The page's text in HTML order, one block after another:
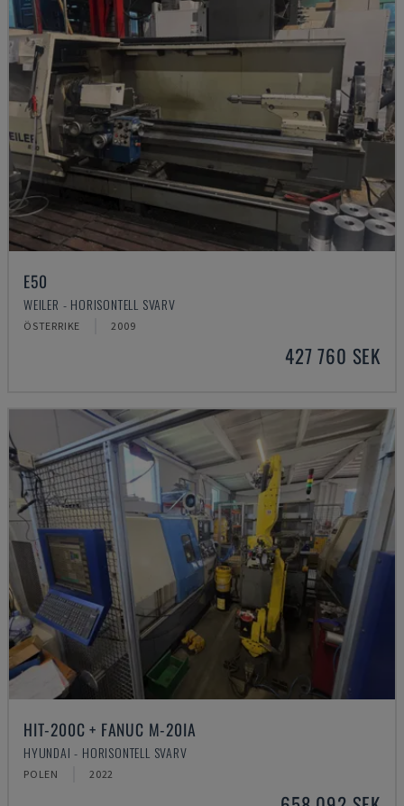
E50
WEILER - HORISONTELL SVARV
ÖSTERRIKE 2009
427 760 SEK
HIT-200C + FANUC M-20IA
HYUNDAI - HORISONTELL SVARV
POLEN 2022